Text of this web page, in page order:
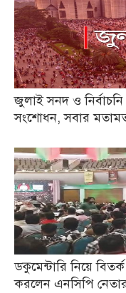
জুলাই সনদ ও
সংশোধন, সবার
ডকুমেন্টারি নিয়ে
করলেন এনসিপি